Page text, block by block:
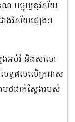
ៈបច្ចុប្បន្នវិស័យ
ាងវិស័យផ្សេងៗ
អប់រំ និងសាលា
ទ្ធផលលើក្រដាស
បថជាក់ស្ដែងរបស់